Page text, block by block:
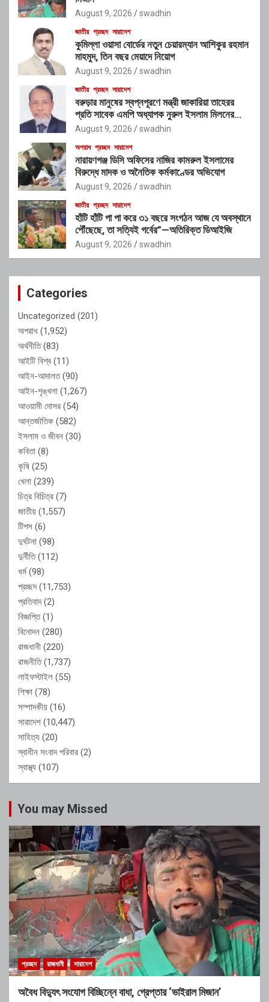
August 9, 2026 swadhin
জাতীয় প্রচ্ছদ সারাদেশ
কুমিল্লা ওয়াসা বোর্ডের নতুন চেয়ারম্যান আশিকুর রহমান
মাহমুদ, তিন বছর মেয়াদে নিয়োগ
August 9, 2026 swadhin
জাতীয় প্রচ্ছদ সারাদেশ
বরুড়ার মানুষের স্বপ্নপূরণে মন্ত্রী জাকারিয়া তাহেরর
প্রতি সাবেক এমপি অধ্যাপক নুরুল ইসলাম মিলনের
আহ্বান
August 9, 2026 swadhin
অপরাধ প্রচ্ছদ সারাদেশ
নারায়ণগঞ্জ ডিসি অফিসের নাজির কামরুল ইসলামের
বিরুদ্ধে মাদক ও অনৈতিক কর্মকাণ্ডের অভিযোগ
August 9, 2026 swadhin
জাতীয় প্রচ্ছদ সারাদেশ
হাঁটি হাঁটি পা পা করে ৩১ বছরে সংগঠন আজ যে অবস্থানে
পৌঁছেছে, তা সত্যিই গর্বের”—অতিরিক্ত ডিআইজি
August 9, 2026 swadhin
Categories
Uncategorized (201)
অপরাধ (1,952)
অর্থনীতি(83)
আইটি বিশ্ব (11)
আইন-আদালত(90)
আইন-শৃঙ্খলা (1,267)
আওয়ামী দোসর (54)
আন্তর্জাতিক (582)
ইসলাম ও জীবন (30)
কবিতা (8)
কৃষি (25)
খেলা (239)
চিত্র বিচিত্র (7)
জাতীয় (1,557)
টিপস (6)
দুর্ঘটনা (98)
দুর্নীতি(112)
ধর্ম(98)
প্রচ্ছদ(11,753)
প্রতিবাদ(2)
বিজ্ঞপ্তি(1)
বিনোদন (280)
রাজধানী (220)
রাজনীতি(1,737)
লাইফস্টাইল (55)
শিক্ষা (78)
সম্পাদকীয় (16)
সারাদেশ (10,447)
সাহিত্য (20)
স্বাধীন সংবাদ পরিবার (2)
স্বাস্থ্য (107)
You may Missed
প্রচ্ছদ রাজধানী সারাদেশ
অবৈধ বিদ্যুৎ সংযোগ বিচ্ছিন্নে বাধা, গ্রেপ্তার ‘ভাইরাল মিজান’